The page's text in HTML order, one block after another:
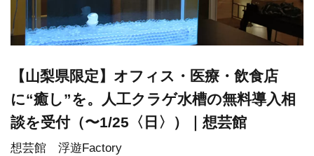
想芸館 浮遊Factory
【山梨県限定】オフィス・医療・飲食店
に“癒し”を。人工クラゲ水槽の無料導入相
談を受付（〜1/25〈日〉）｜想芸館